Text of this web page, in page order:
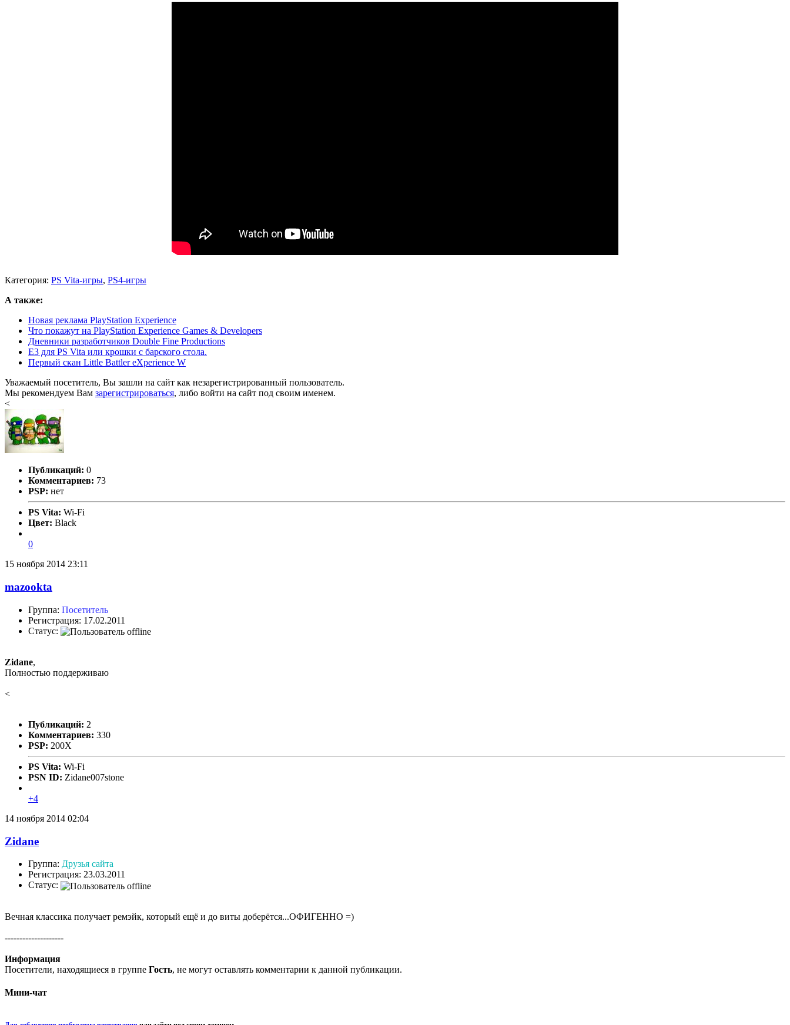
Категория: PS Vita-игры, PS4-игры
А также:
Новая реклама PlayStation Experience
Что покажут на PlayStation Experience Games & Developers
Дневники разработчиков Double Fine Productions
E3 для PS Vita или крошки с барского стола.
Первый скан Little Battler eXperience W
Уважаемый посетитель, Вы зашли на сайт как незарегистрированный пользователь.
Мы рекомендуем Вам зарегистрироваться, либо войти на сайт под своим именем.
<
Публикаций: 0
Комментариев: 73
PSP: нет
PS Vita: Wi-Fi
Цвет: Black
0
15 ноября 2014 23:11
mazookta
Группа: Посетитель
Регистрация: 17.02.2011
Статус:
Zidane,
Полностью поддерживаю
<
Публикаций: 2
Комментариев: 330
PSP: 200X
PS Vita: Wi-Fi
PSN ID: Zidane007stone
+4
14 ноября 2014 02:04
Zidane
Группа: Друзья сайта
Регистрация: 23.03.2011
Статус:
Вечная классика получает ремэйк, который ещё и до виты доберётся...ОФИГЕННО =)
--------------------
Информация
Посетители, находящиеся в группе Гость, не могут оставлять комментарии к данной публикации.
Мини-чат